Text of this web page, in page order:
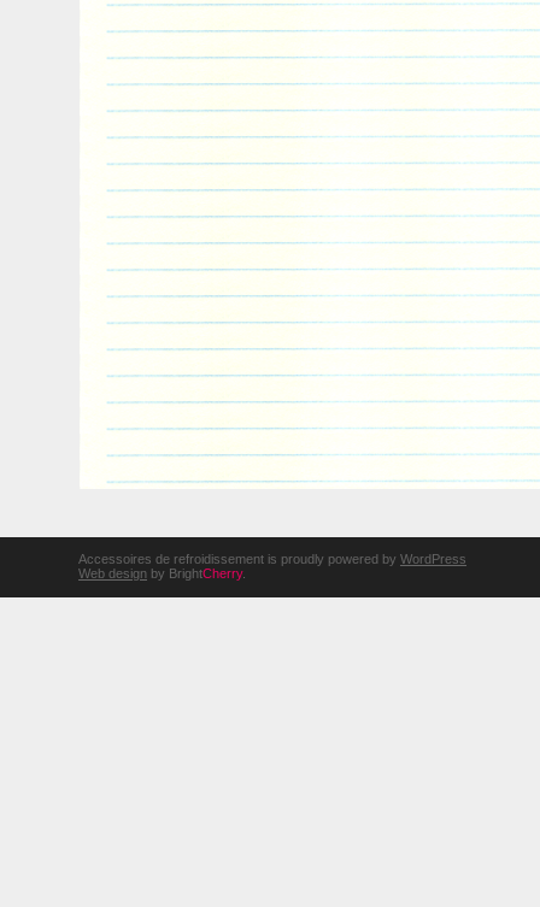
Accessoires de refroidissement is proudly powered by WordPress
Web design by BrightCherry.